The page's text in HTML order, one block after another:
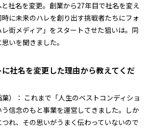
社名を変更。創業から27年目で社名を変え
に未来のハレを創り出す挑戦者たちにフォ
街メディア」をスタートさせた狙いは。同
いを聞きました。
社名を変更した理由から教えてくだ
）： これまで「人生のベストコンディショ
信念のもと事業を運営してきました。しか
れ、その思いがうまく伝わっていないので